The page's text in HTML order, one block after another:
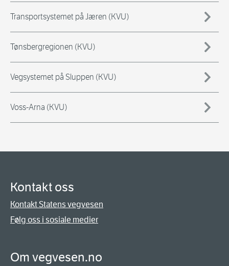
Transportsystemet på Jæren (KVU)
Tønsbergregionen (KVU)
Vegsystemet på Sluppen (KVU)
Voss-Arna (KVU)
Kontakt oss
Kontakt Statens vegvesen
Følg oss i sosiale medier
Om vegvesen.no